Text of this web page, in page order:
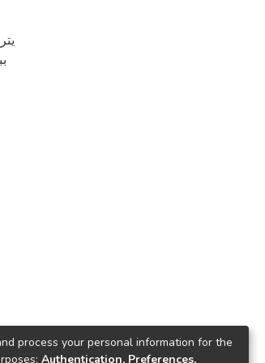
process your personal information for the
Authentication, Preferences,